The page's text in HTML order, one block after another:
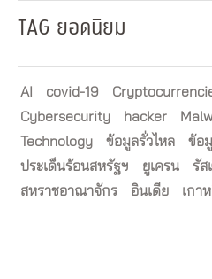
TAG ยอดนิยม
AI covid-19
Cybersecurity
hacker
Technology
ข้อมูลรั่วไหล ข้อ
ประเด็นร้อนสหรัฐฯ
ยูเครน รัส
สหราชอาณาจักร
อินเดีย เกา